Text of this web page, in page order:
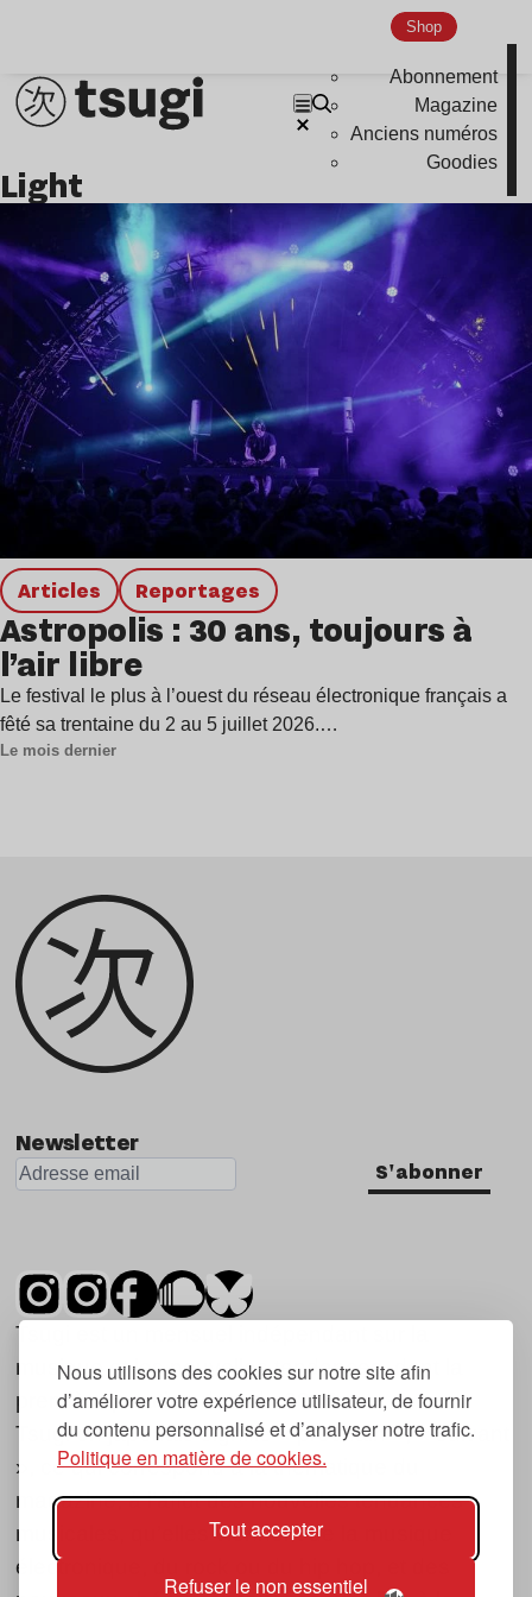
Nous utilisons des cookies sur notre site afin
d’améliorer votre expérience utilisateur, de fournir
du contenu personnalisé et d’analyser notre trafic.
Politique en matière de cookies.
Tout accepter
Refuser le non essentiel
Shop
Abonnement
Magazine
Anciens numéros
Goodies
light
Articles Reportages
Astropolis : 30 ans, toujours à
l’air libre
Le festival le plus à l’ouest du réseau électronique français a
fêté sa trentaine du 2 au 5 juillet 2026.…
Le mois dernier
Newsletter
S'abonner
Tsugi est un mensuel indépendant sur la
musique et les nouvelles tendances, dont la
première parution date de 2007.
Tsugi en japonais signifie « prochain », « suivant
», ce qui correspond à la thématique du
magazine, à l’affût des nouvelles tendances
musicales, qu’elles viennent de la musique
électronique, du rock ou du hip hop, et des